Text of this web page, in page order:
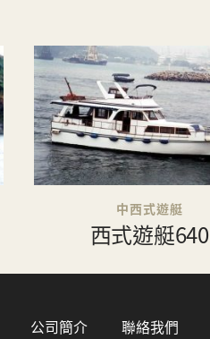
中西式遊艇
西式遊艇640
公司簡介 聯絡我們